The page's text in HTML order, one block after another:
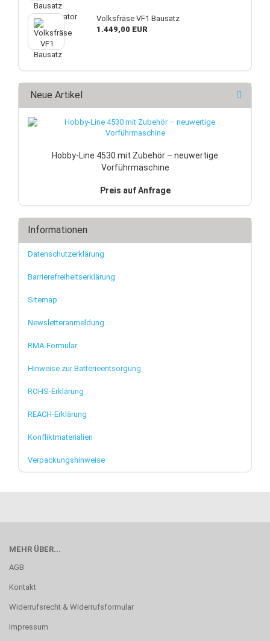
Volksfräse VF1 Bausatz
1.449,00 EUR
Neue Artikel
Hobby-Line 4530 mit Zubehör – neuwertige
Vorführmaschine
Preis auf Anfrage
Informationen
Datenschutzerklärung
Barrierefreiheitserklärung
Sitemap
Newsletteranmeldung
RMA-Formular
Hinweise zur Batterieentsorgung
ROHS-Erklärung
REACH-Erklärung
Konfliktmaterialien
Verpackungshinweise
MEHR ÜBER...
AGB
Kontakt
Widerrufsrecht & Widerrufsformular
Impressum